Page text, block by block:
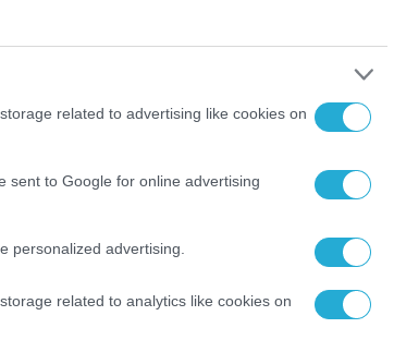
related to advertising like cookies on
sent to Google for online advertising
personalized advertising.
related to analytics like cookies on